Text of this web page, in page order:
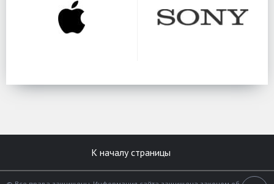
К началу страницы